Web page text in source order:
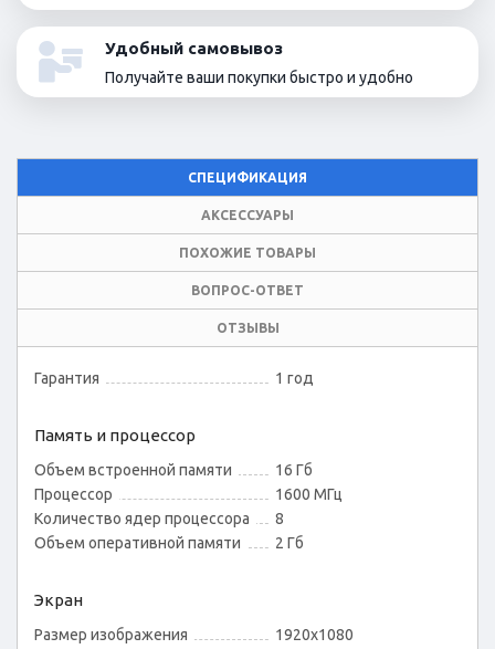
Удобный самовывоз
Получайте ваши покупки быстро и удобно
СПЕЦИФИКАЦИЯ
АКСЕССУАРЫ
ПОХОЖИЕ ТОВАРЫ
ВОПРОС-ОТВЕТ
ОТЗЫВЫ
Гарантия 1 год
Память и процессор
Объем встроенной памяти
16 Гб
Процессор
1600 МГц
Количество ядер процессора
8
Объем оперативной памяти
2 Гб
Экран
Размер изображения
1920x1080